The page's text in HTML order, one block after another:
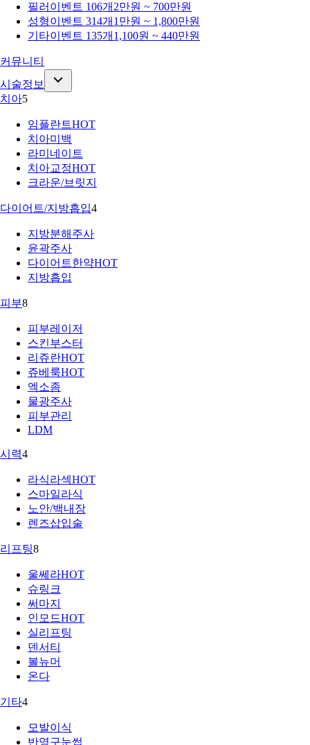
필러 이벤트 106개 2만원 ~ 700만원
성형이벤트 314개 1만원 ~ 1,800만원
기타이벤트 135개 1,100원 ~ 440만원
커뮤니티
시술정보
치아5
임플란트HOT
치아미백
라미네이트
치아교정HOT
크라운/브릿지
다이어트/지방흡입4
지방분해주사
윤곽주사
다이어트한약HOT
지방흡입
피부8
피부레이저
스킨부스터
리쥬란HOT
쥬베룩HOT
엑소좀
물광주사
피부관리
LDM
시력4
라식라섹HOT
스마일라식
노안/백내장
렌즈삽입술
리프팅8
울쎄라HOT
슈링크
써마지
인모드HOT
실리프팅
덴서티
볼뉴머
온다
기타4
모발이식
반영구눈썹